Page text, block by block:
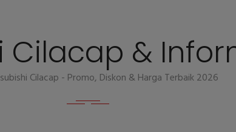
Cilacap &
Cilacap - Promo, Diskon & Harga Terbaik 2026